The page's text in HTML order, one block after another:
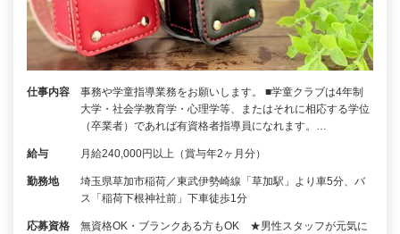
仕事内容
事務や学童指導業務をお願いします。 ■学童クラブは4年制
大学・社会学教育学・心理学等、またはそれに相応する学位
（卒業者）であれば有資格者指導員になれます。…
給与 月給240,000円以上（賞与年2ヶ月分）
勤務地
埼玉県草加市稲荷／東武伊勢崎線「草加駅」より車5分、バ
ス「稲荷下根神社前」下車徒歩1分
応募資格
無資格OK・ブランクある方もOK ★男性スタッフが元気に